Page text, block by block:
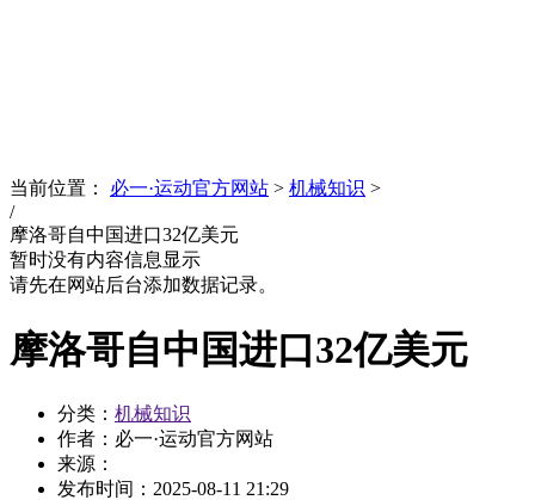
当前位置： 必一·运动官方网站 > 机械知识 >
/
摩洛哥自中国进口32亿美元
暂时没有内容信息显示
请先在网站后台添加数据记录。
摩洛哥自中国进口32亿美元
分类： 机械知识
作者：必一·运动官方网站
来源：
发布时间： 2025-08-11 21:29